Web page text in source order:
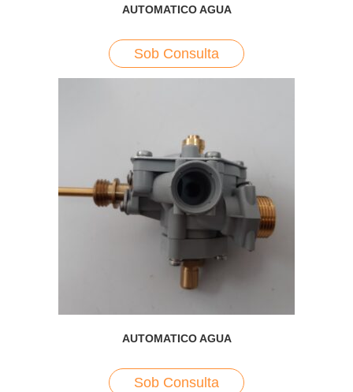
AUTOMATICO AGUA
Sob Consulta
AUTOMATICO AGUA
Sob Consulta